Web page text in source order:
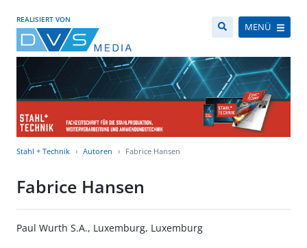
REALISIERT VON
MENÜ
Stahl + Technik Autoren Fabrice Hansen
Fabrice Hansen
Paul Wurth S.A., Luxemburg, Luxemburg